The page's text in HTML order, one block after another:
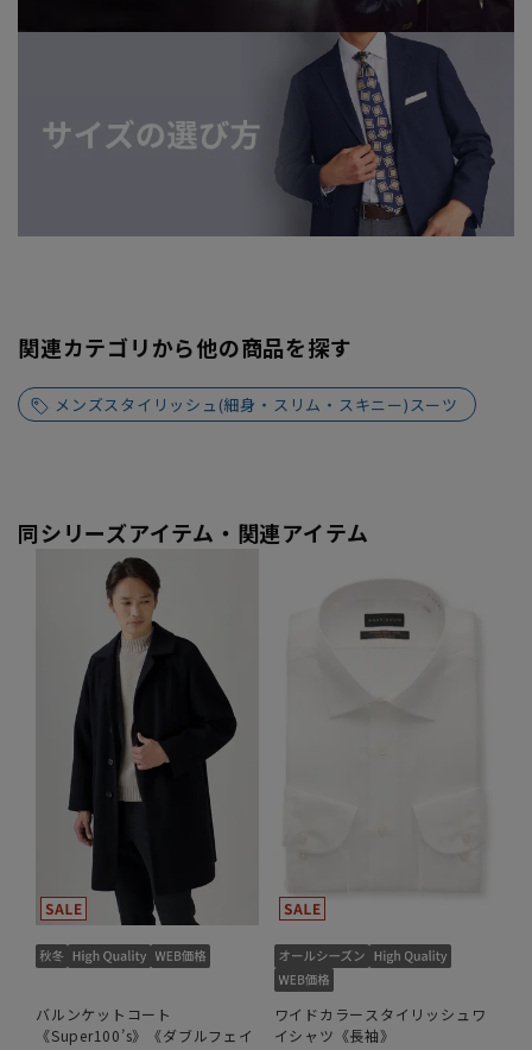
関連カテゴリから他の商品を探す
メンズスタイリッシュ(細身・スリム・スキニー)スーツ
同シリーズアイテム・関連アイテム
バルンケットコート
《Super100’s》《ダブルフェイ
ワイドカラースタイリッシュワ
イシャツ《長袖》